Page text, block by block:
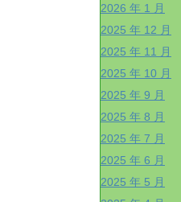
2026 年 1 月
2025 年 12 月
2025 年 11 月
2025 年 10 月
2025 年 9 月
2025 年 8 月
2025 年 7 月
2025 年 6 月
2025 年 5 月